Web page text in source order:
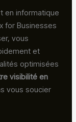
en informatique
for Businesses
vous
et
optimisées
visibilité en
vous soucier